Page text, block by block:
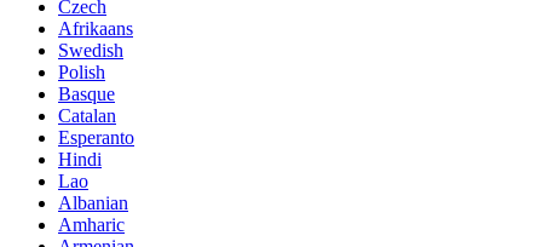
Czech
Afrikaans
Swedish
Polish
Basque
Catalan
Esperanto
Hindi
Lao
Albanian
Amharic